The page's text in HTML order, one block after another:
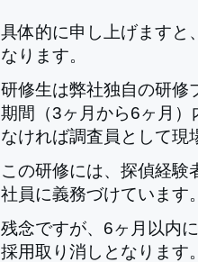
具体的に申し上げますと
なります。
研修生は弊社独自の研修
期間（3ヶ月から6ヶ月
なければ調査員として現
この研修には、探偵経験
社員に義務づけています
残念ですが、6ヶ月以内
採用取り消しとなります